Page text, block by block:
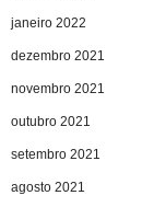
janeiro 2022
dezembro 2021
novembro 2021
outubro 2021
setembro 2021
agosto 2021